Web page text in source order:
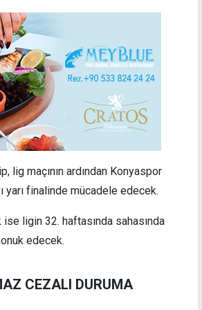
lig maçının ardından Konyaspor
yarı finalinde mücadele edecek.
ise ligin 32. haftasında sahasında
edecek.
CEZALI DURUMA